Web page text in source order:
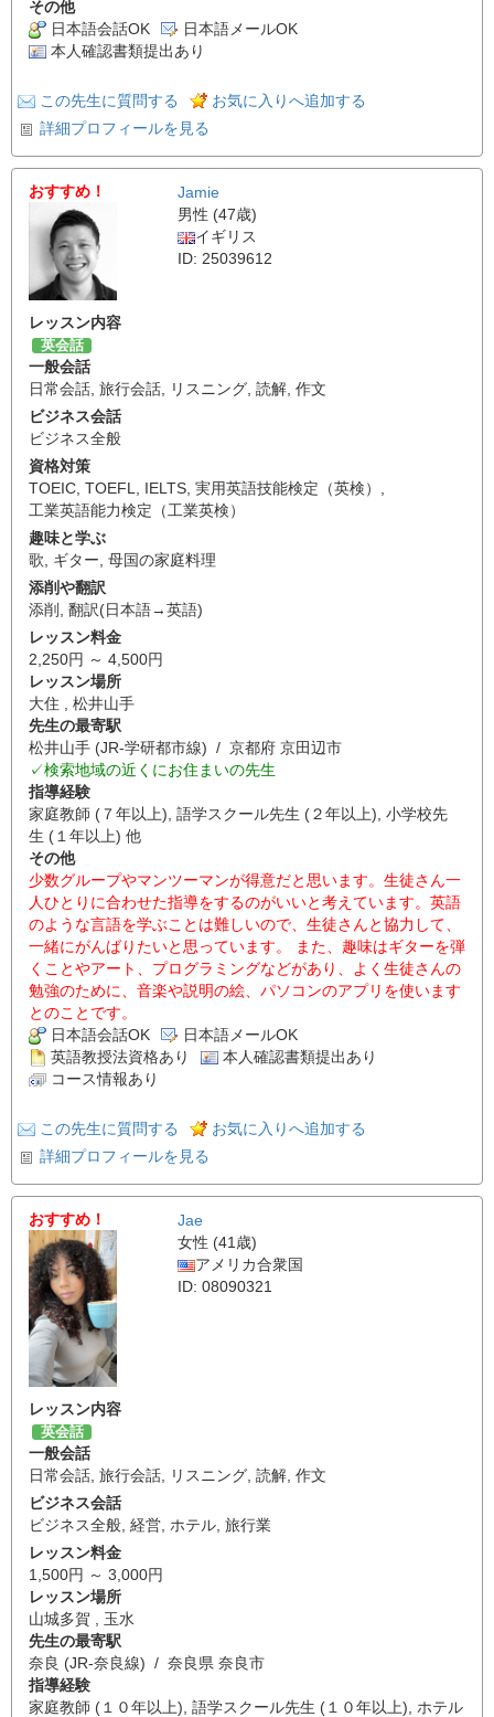
その他
日本語会話OK
日本語メールOK
本人確認書類提出あり
この先生に質問する
お気に入りへ追加する
詳細プロフィールを見る
おすすめ！
Jamie
男性 (47歳)
イギリス
ID: 25039612
レッスン内容
英会話
一般会話
日常会話 旅行会話 リスニング 読解 作文
ビジネス会話
ビジネス全般
資格対策
TOEIC TOEFL IELTS 実用英語技能検定（英検）
工業英語能力検定（工業英検）
趣味と学ぶ
歌
ギター 母国の家庭料理
添削や翻訳
添削 翻訳(日本語→英語)
レッスン料金
2,250円 ～ 4,500円
レッスン場所
大住 , 松井山手
先生の最寄駅
松井山手 (JR-学研都市線) / 京都府 京田辺市
✓検索地域の近くにお住まいの先生
指導経験
家庭教師 (７年以上), 語学スクール先生 (２年以上), 小学校先
生 (１年以上) 他
その他
少数グループやマンツーマンが得意だと思います。生徒さん一
人ひとりに合わせた指導をするのがいいと考えています。英語
のような言語を学ぶことは難しいので、生徒さんと協力して、
一緒にがんばりたいと思っています。 また、趣味はギターを弾
くことやアート、プログラミングなどがあり、よく生徒さんの
勉強のために、音楽や説明の絵、パソコンのアプリを使います
とのことです。
日本語会話OK
日本語メールOK
英語教授法資格あり
本人確認書類提出あり
コース情報あり
この先生に質問する
お気に入りへ追加する
詳細プロフィールを見る
おすすめ！
Jae
女性 (41歳)
アメリカ合衆国
ID: 08090321
レッスン内容
英会話
一般会話
日常会話 旅行会話 リスニング 読解 作文
ビジネス会話
ビジネス全般 経営 ホテル 旅行業
レッスン料金
1,500円 ～ 3,000円
レッスン場所
山城多賀 , 玉水
先生の最寄駅
奈良 (JR-奈良線) / 奈良県 奈良市
指導経験
家庭教師 (１０年以上), 語学スクール先生 (１０年以上), ホテル